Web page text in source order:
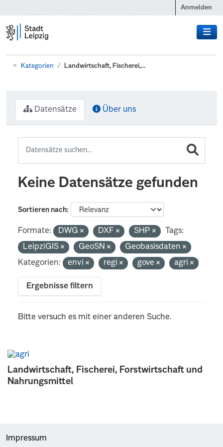
Anmelden
Kategorien Landwirtschaft, Fischerei,...
Landwirtschaft, Fischerei, Forstwirtschaft und
Nahrungsmittel
Datensätze Über uns
Keine Datensätze gefunden
Sortieren nach
Formate: DWG DXF SHP
Tags:
LeipziGIS
GeoSN
Geobasisdaten
Kategorien:
envi regi gove agri
Ergebnisse filtern
Bitte versuch es mit einer anderen Suche.
Impressum